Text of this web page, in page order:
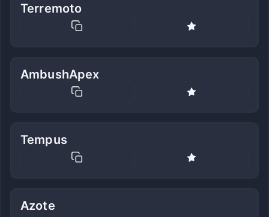
Terremoto
AmbushApex
Tempus
Azote